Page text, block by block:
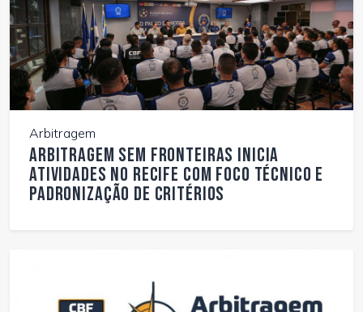
Arbitragem
Arbitragem Sem Fronteiras inicia
atividades no Recife com foco técnico e
padronização de critérios